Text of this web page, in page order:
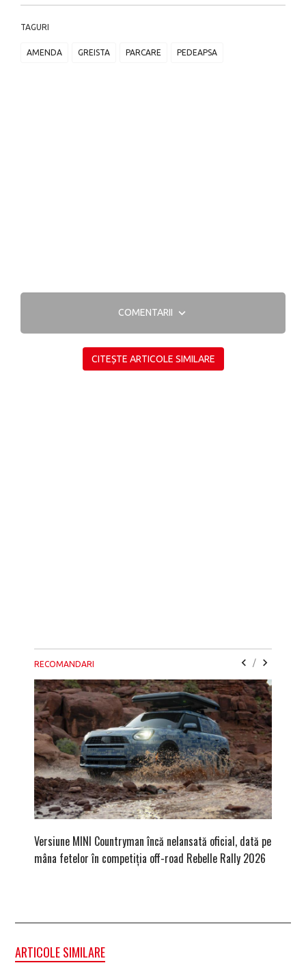
TAGURI
AMENDA GREISTA PARCARE PEDEAPSA
COMENTARII
CITEȘTE ARTICOLE SIMILARE
RECOMANDARI /
Versiune MINI Countryman încă nelansată oficial, dată pe
mâna fetelor în competiția off-road Rebelle Rally 2026
ARTICOLE SIMILARE